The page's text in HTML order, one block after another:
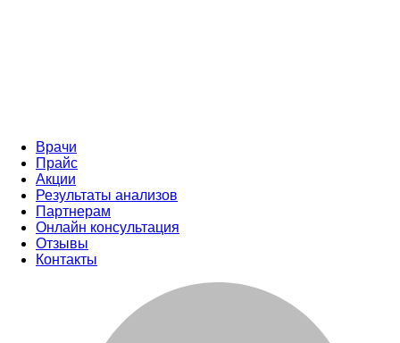
Врачи
Прайс
Акции
Результаты анализов
Партнерам
Онлайн консультация
Отзывы
Контакты